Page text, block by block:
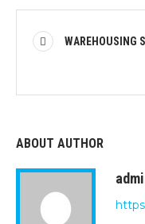
WAREHOUSING
ABOUT AUTHOR